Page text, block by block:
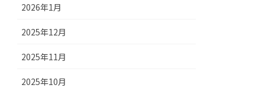
2026年1月
2025年12月
2025年11月
2025年10月